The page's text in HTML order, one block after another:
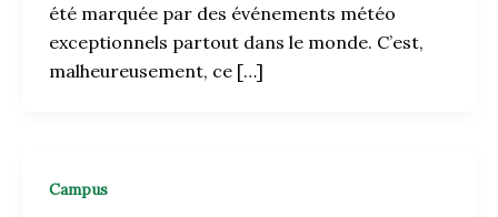
été marquée par des événements météo
exceptionnels partout dans le monde. C’est,
malheureusement, ce […]
Campus